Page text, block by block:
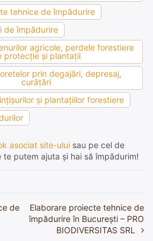
tehnice de împădurire
de împădurire
agricole, perdele forestiere
protecţie şi plantaţii
prin degajări, depresaj,
curăţări
şi plantaţiilor forestiere
asociat site-ului sau pe cel de
te putem ajuta și hai să împădurim!
de
Elaborare proiecte tehnice de
împădurire în București – PRO
BIODIVERSITAS SRL